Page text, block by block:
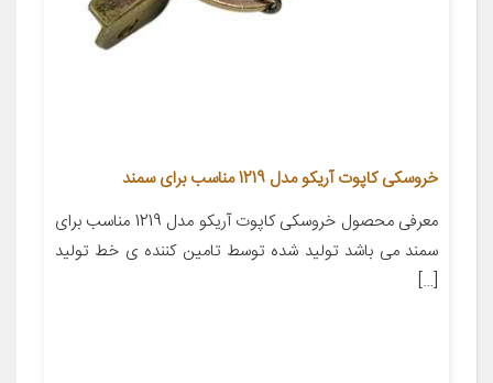
خروسکی کاپوت آریکو مدل 1219 مناسب برای سمند
معرفی محصول خروسکی کاپوت آریکو مدل 1219 مناسب برای
سمند می باشد تولید شده توسط تامین کننده ی خط تولید
[…]